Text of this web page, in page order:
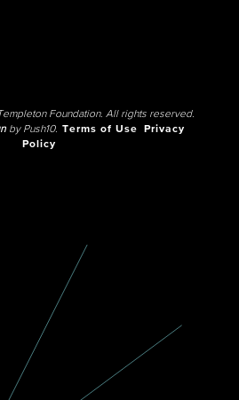
Foundation. All rights reserved.
by Push10. Terms of Use
Privacy
Policy